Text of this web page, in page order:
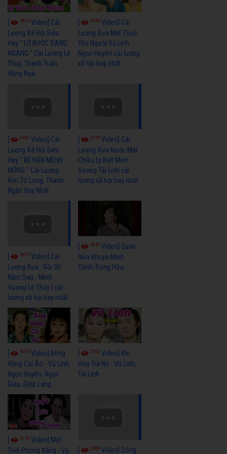
6976Video] Cải
Lương Xã Hội Siêu
Hay " LỠ BƯỚC SANG
NGANG " Cải Lương Lệ
Thuỷ, Thanh Tuấn,
Hồng Nga
6393Video] Cải
Lương Xưa Một Thuở
Yêu Người Vũ Linh
Ngọc Huyền cải lương
xã hội hay nhất
5462 Video] Cải
Lương Xã Hội Siêu
Hay " BỂ HẬN MÊNH
MÔNG " Cải Lương
Kim Tử Long, Thanh
Ngân Hay Nhất
5739Video] Cải
Lương Xưa Nước Mắt
Chiều Ly Biệt Minh
Vương Tài Linh cải
lương xã hội hay nhất
6327 Video] Cải
Lương Xưa : Rồi 30
Năm Sau - Minh
Vương Lệ Thủy | cải
lương xã hội hay nhất
6041Video] Quán
Nửa Khuya-Minh
Cảnh-Trọng Hữu
9059 Video] Bông
Hồng Cài Áo - Vũ Linh,
Ngọc Huyền, Ngọc
Giàu, Diệp Lang
7352Video] Khi
Hoa Trà Nở - Vũ Linh,
Tài Linh
4110 Video] Một
Thời Phóng Đãng - Vũ
3659Video] Sóng